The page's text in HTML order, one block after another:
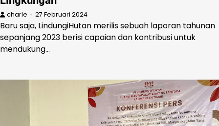
charle 27 Februari 2024
Baru saja, LindungiHutan merilis sebuah laporan tahunan
sepanjang 2023 berisi capaian dan kontribusi untuk
mendukung…